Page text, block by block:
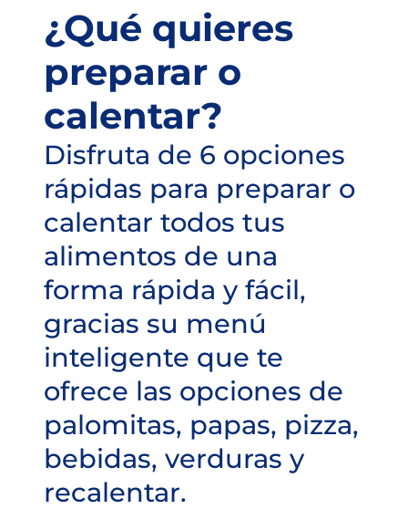
¿Qué quieres
preparar o
calentar?
Disfruta de 6 opciones
rápidas para preparar o
calentar todos tus
alimentos de una
forma rápida y fácil,
gracias su menú
inteligente que te
ofrece las opciones de
palomitas, papas, pizza,
bebidas, verduras y
recalentar.